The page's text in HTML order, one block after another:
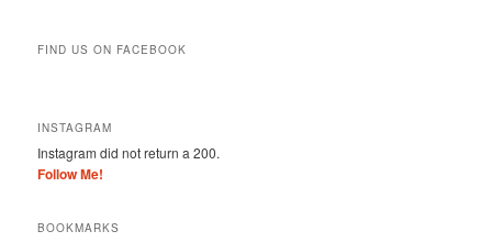
FIND US ON FACEBOOK
INSTAGRAM
Instagram did not return a 200.
Follow Me!
BOOKMARKS